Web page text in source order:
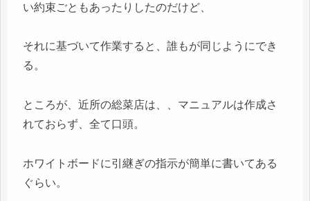
い約束ごともあったりしたのだけど、
それに基づいて作業すると、誰もが同じようにでき
る。
ところが、近所の総菜店は、、マニュアルは作成さ
れておらず、全て口頭。
ホワイトボードに引継ぎの指示が簡単に書いてある
ぐらい。